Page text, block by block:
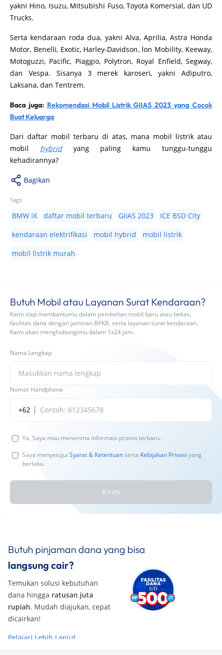
yakni Hino, Isuzu, Mitsubishi Fuso, Toyota Komersial, dan UD
Trucks.
Serta kendaraan roda dua, yakni Alva, Aprilia, Astra Honda
Motor, Benelli, Exotic, Harley-Davidson, lon Mobility, Keeway,
Motoguzzi, Pacific, Piaggio, Polytron, Royal Enfield, Segway,
dan Vespa. Sisanya 3 merek karoseri, yakni Adiputro,
Laksana, dan Tentrem.
Baca juga: Rekomendasi Mobil Listrik GIIAS 2023 yang Cocok
Buat Keluarga
Dari daftar mobil terbaru di atas, mana mobil listrik atau
mobil hybridyang paling kamu tunggu-tunggu
kehadirannya?
Bagikan
Tags:
BMW iX daftar mobil terbaru GIIAS 2023
ICE BSD City
kendaraan elektrifikasi
mobil hybrid
mobil listrik
mobil listrik murah
Butuh Mobil atau Layanan Surat Kendaraan?
Kami siap membantumu dalam pembelian mobil baru atau bekas,
fasilitas dana dengan jaminan BPKB, serta layanan surat kendaraan.
Kami akan menghubungimu dalam 1x24 jam.
Nama Lengkap
Nomor Handphone
+62
Ya, Saya mau menerima informasi promo terbaru.
Saya menyetujui Syarat & Ketentuanserta Kebijakan Privasi yang
berlaku.
Kirim
Butuh pinjaman dana yang bisa
langsung cair?
Temukan solusi kebutuhan
dana hingga ratusan juta
rupiah. Mudah diajukan, cepat
dicairkan!
Pelajari Lebih Lanjut